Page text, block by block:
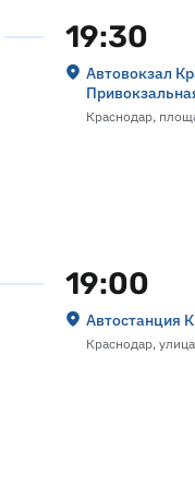
19:30
Автовокзал
Краснодар,
19:00
Автостанция
Краснодар,